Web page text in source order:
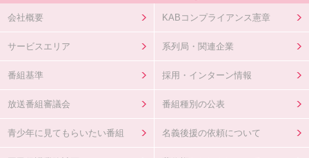
会社概要 KABコンプライアンス憲章
サービスエリア 系列局・関連企業
番組基準 採用・インターン情報
放送番組審議会 番組種別の公表
青少年に見てもらいたい番組 名義後援の依頼について